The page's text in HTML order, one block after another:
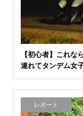
【初心者】これな
連れてタンデム女
レポート